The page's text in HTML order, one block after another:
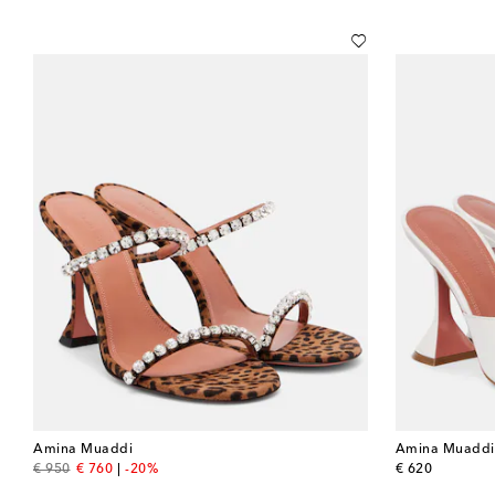
Amina Muaddi
€ 950
original price
€ 760
discount price
-20%
Amina Muaddi
€ 620
original price